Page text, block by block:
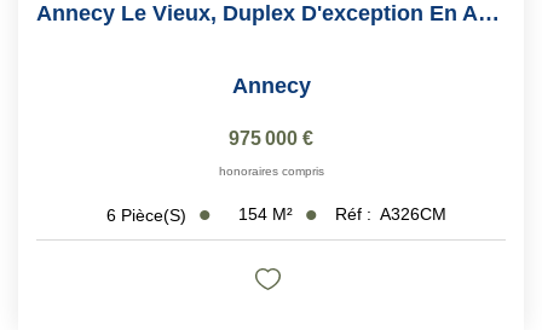
Annecy Le Vieux, Duplex D'exception En Attique De 154 M2
Annecy
975 000 €
honoraires compris
6 Pièce(s) 154 M² Réf : A326CM